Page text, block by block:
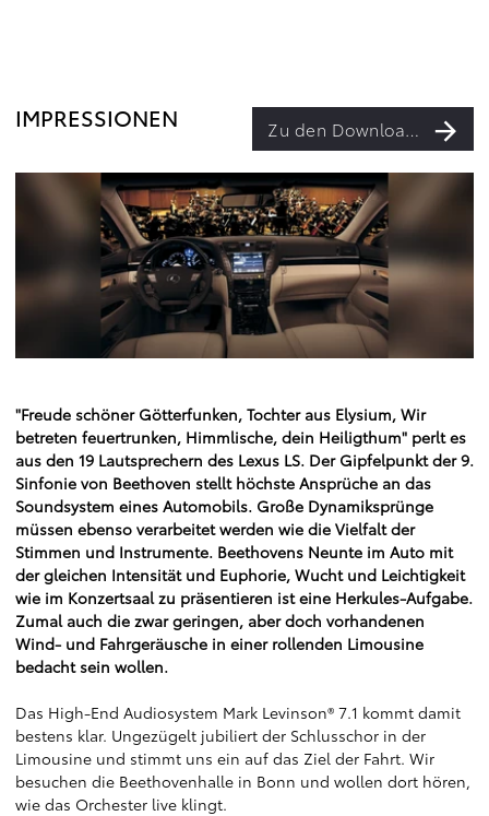
IMPRESSIONEN Zu den Downloads
"Freude schöner Götterfunken, Tochter aus Elysium, Wir
betreten feuertrunken, Himmlische, dein Heiligthum" perlt es
aus den 19 Lautsprechern des Lexus LS. Der Gipfelpunkt der 9.
Sinfonie von Beethoven stellt höchste Ansprüche an das
Soundsystem eines Automobils. Große Dynamiksprünge
müssen ebenso verarbeitet werden wie die Vielfalt der
Stimmen und Instrumente. Beethovens Neunte im Auto mit
der gleichen Intensität und Euphorie, Wucht und Leichtigkeit
wie im Konzertsaal zu präsentieren ist eine Herkules-Aufgabe.
Zumal auch die zwar geringen, aber doch vorhandenen
Wind- und Fahrgeräusche in einer rollenden Limousine
bedacht sein wollen.
Das High-End Audiosystem Mark Levinson® 7.1 kommt damit
bestens klar. Ungezügelt jubiliert der Schlusschor in der
Limousine und stimmt uns ein auf das Ziel der Fahrt. Wir
besuchen die Beethovenhalle in Bonn und wollen dort hören,
wie das Orchester live klingt.